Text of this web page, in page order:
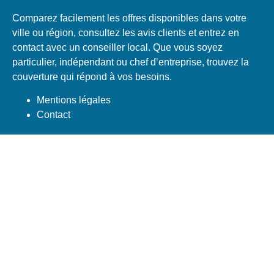
Comparez facilement les offres disponibles dans votre
ville ou région, consultez les avis clients et entrez en
contact avec un conseiller local. Que vous soyez
particulier, indépendant ou chef d’entreprise, trouvez la
couverture qui répond à vos besoins.
Mentions légales
Contact